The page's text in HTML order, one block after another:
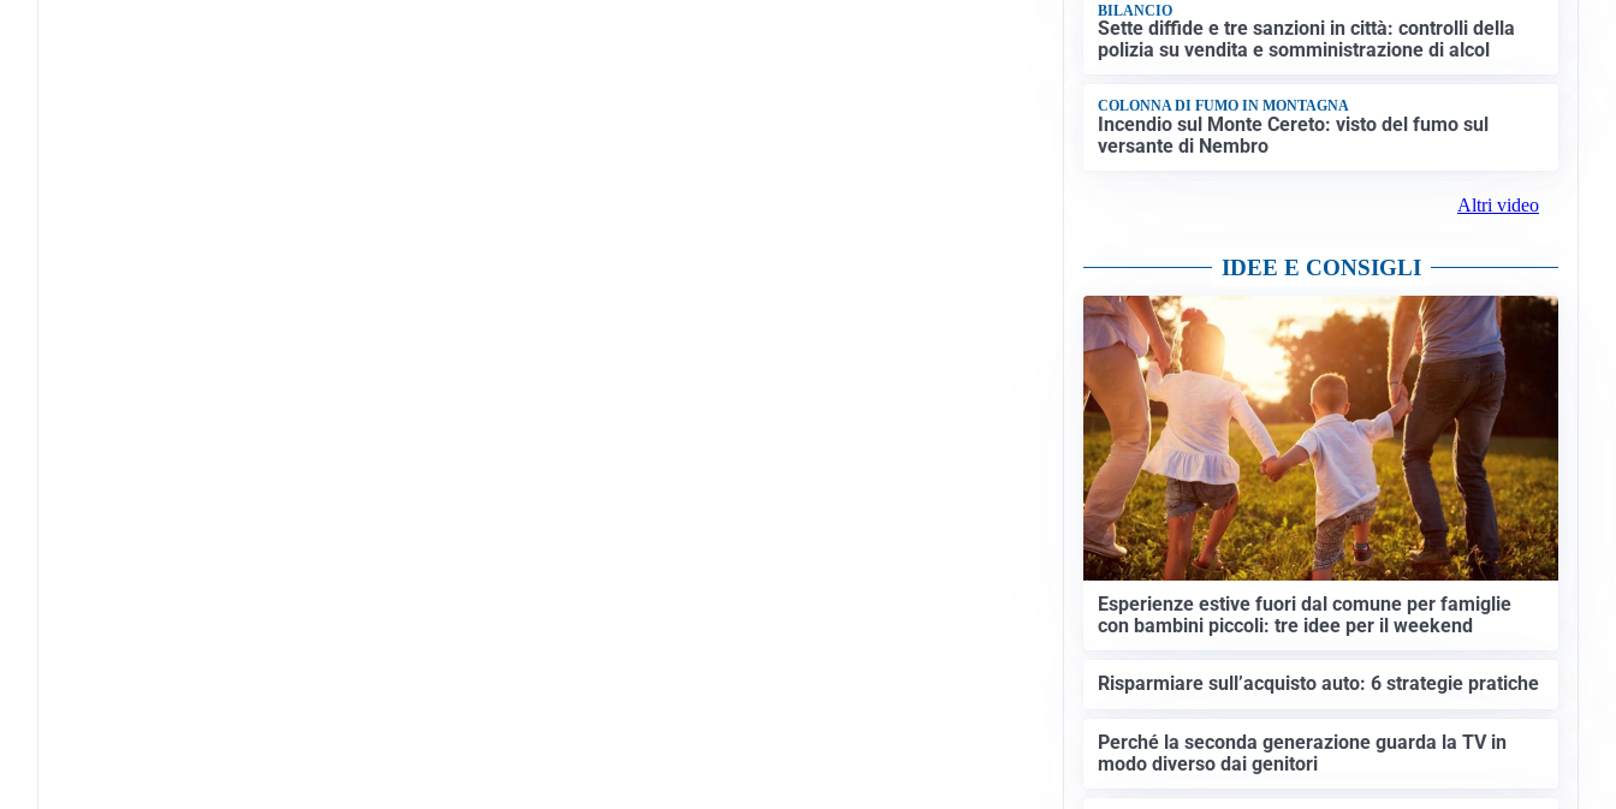
BILANCIO
Sette diffide e tre sanzioni in città: controlli della
polizia su vendita e somministrazione di alcol
COLONNA DI FUMO IN MONTAGNA
Incendio sul Monte Cereto: visto del fumo sul
versante di Nembro
Altri video
IDEE E CONSIGLI
Esperienze estive fuori dal comune per famiglie
con bambini piccoli: tre idee per il weekend
Risparmiare sull’acquisto auto: 6 strategie pratiche
Perché la seconda generazione guarda la TV in
modo diverso dai genitori